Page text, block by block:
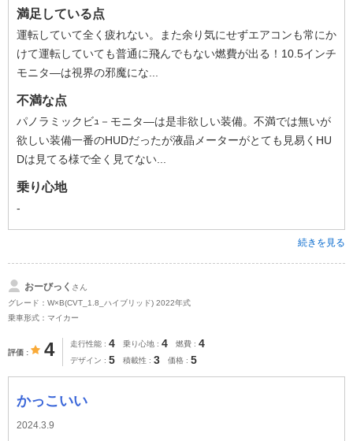
満足している点
運転していて全く疲れない。また余り気にせずエアコンも常にか
けて運転していても普通に飛んでもない燃費が出る！10.5インチ
モニタ―は視界の邪魔にな...
不満な点
パノラミックビｭ－モニタ―は是非欲しい装備。不満では無いが
欲しい装備一番のHUDだったが液晶メーターがとても見易くHU
Dは見てる様で全く見てない...
乗り心地
-
続きを見る
おーびっく さん
グレード：W×B(CVT_1.8_ハイブリッド) 2022年式
乗車形式：マイカー
評価 4 走行性能 4 乗り心地 4 燃費 4
デザイン 5 積載性 3 価格 5
かっこいい
2024.3.9